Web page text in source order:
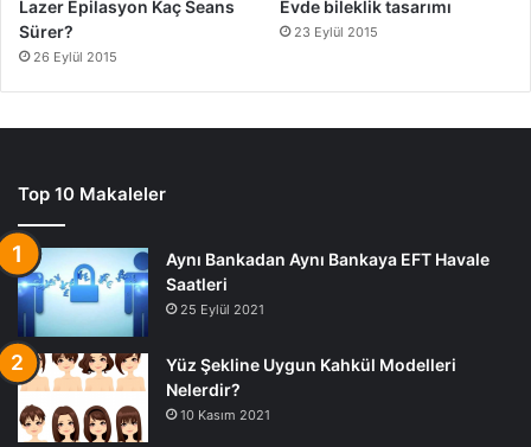
sağlıklı bir gelecek armağan edebilirsiniz.
Cildin Yaşlanmasını Engelleyen Yöntemler
Lazer Epilasyon Kaç Seans
Sürer?
26 Eylül 2015
Evde bileklik tasarımı
23 Eylül 2015
Top 10 Makaleler
Aynı Bankadan Aynı Bankaya EFT Havale
Saatleri
25 Eylül 2021
Yüz Şekline Uygun Kahkül Modelleri
Nelerdir?
10 Kasım 2021